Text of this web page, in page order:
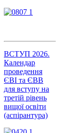
ВСТУП 2026.
Календар
проведення
ЄВІ та ЄВВ
для вступу на
третій рівень
вищої освіти
(аспірантура)